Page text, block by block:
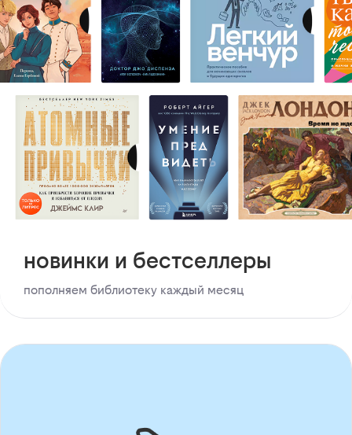
новинки и бестселлеры
пополняем библиотеку каждый месяц